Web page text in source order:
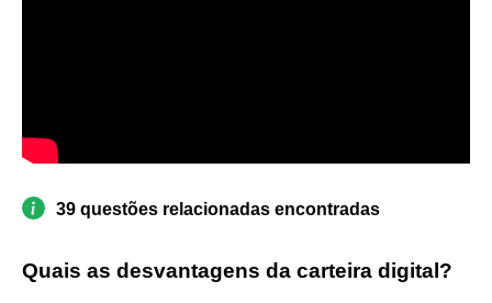
39 questões relacionadas encontradas
Quais as desvantagens da carteira digital?